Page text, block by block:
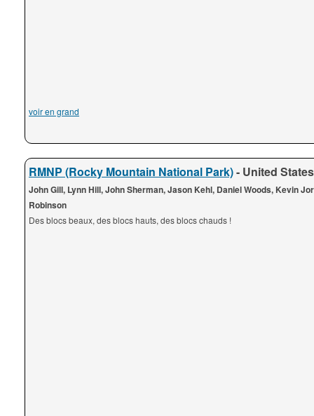
voir en grand
RMNP (Rocky Mountain National Park)- United States
John Gill, Lynn Hill, John Sherman, Jason Kehl, Daniel Woods, Kevin
Robinson
Des blocs beaux, des blocs hauts, des blocs chauds !